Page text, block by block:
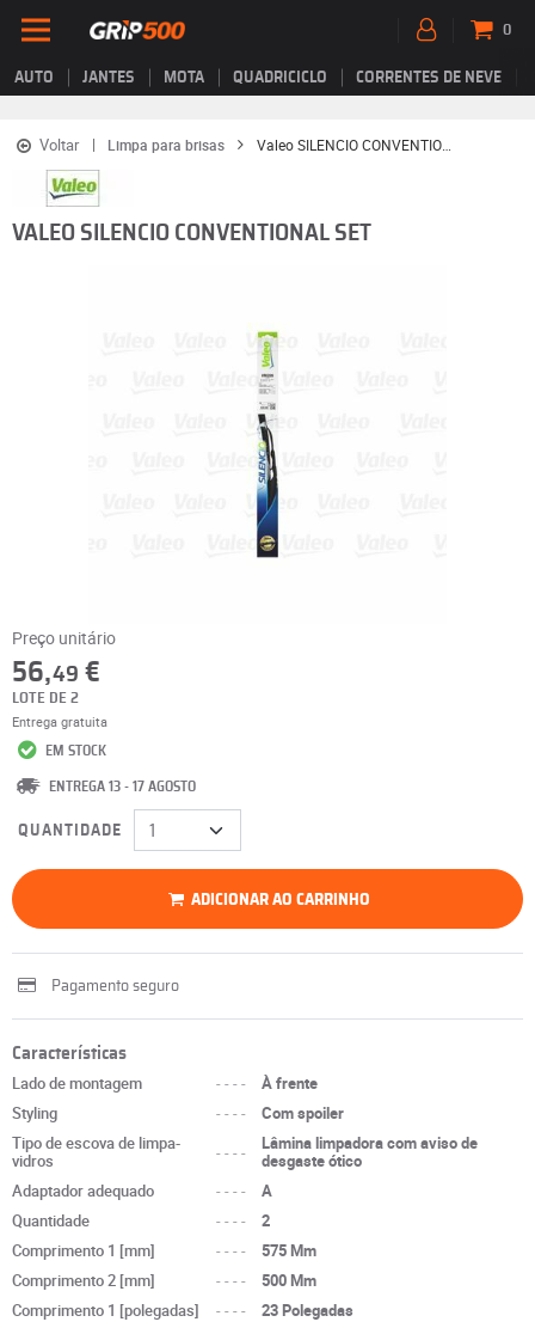
AUTO JANTES MOTA QUADRICICLO CORRENTES DE NEVE
0
Voltar Limpa para brisas Valeo SILENCIO CONVENTIONAL SET
VALEO SILENCIO CONVENTIONAL SET
Preço unitário
56,49 €
LOTE DE 2
Entrega gratuita
EM STOCK
ENTREGA 13 - 17 AGOSTO
QUANTIDADE
ADICIONAR AO CARRINHO
Pagamento seguro
Características
Lado de montagem ----
À frente
Styling
----
Com spoiler
Tipo de escova de limpa-
vidros
----
Lâmina limpadora com aviso de
desgaste ótico
Adaptador adequado
----
A
Quantidade
----
2
Comprimento 1 [mm]
----
575 Mm
Comprimento 2 [mm]
----
500 Mm
Comprimento 1 [polegadas]
----
23 Polegadas